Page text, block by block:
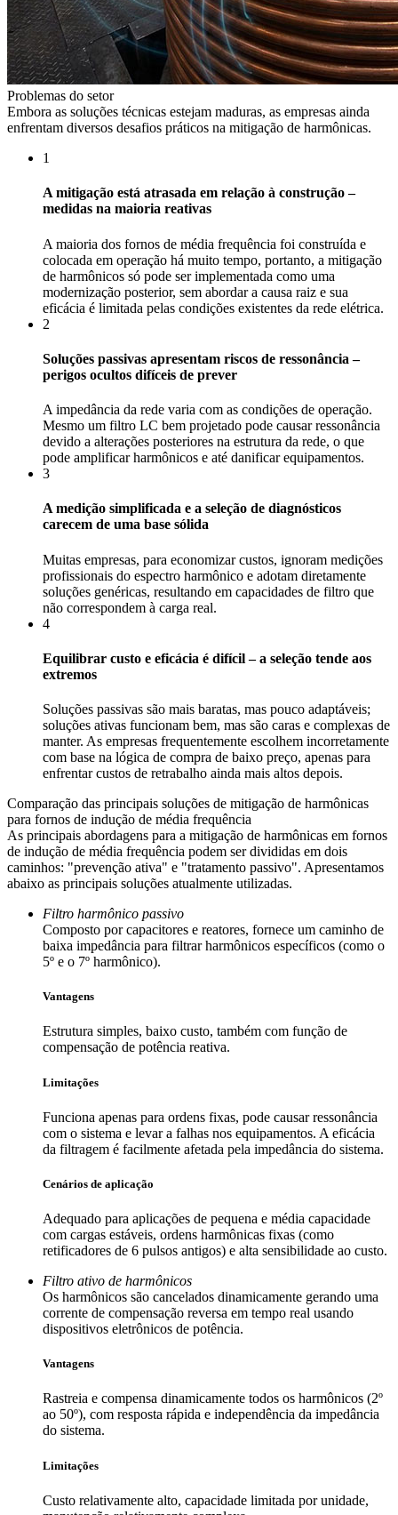
Problemas do setor
Embora as soluções técnicas estejam maduras, as empresas ainda
enfrentam diversos desafios práticos na mitigação de harmônicas.
1
A mitigação está atrasada em relação à construção –
medidas na maioria reativas
A maioria dos fornos de média frequência foi construída e
colocada em operação há muito tempo, portanto, a mitigação
de harmônicos só pode ser implementada como uma
modernização posterior, sem abordar a causa raiz e sua
eficácia é limitada pelas condições existentes da rede elétrica.
2
Soluções passivas apresentam riscos de ressonância –
perigos ocultos difíceis de prever
A impedância da rede varia com as condições de operação.
Mesmo um filtro LC bem projetado pode causar ressonância
devido a alterações posteriores na estrutura da rede, o que
pode amplificar harmônicos e até danificar equipamentos.
3
A medição simplificada e a seleção de diagnósticos
carecem de uma base sólida
Muitas empresas, para economizar custos, ignoram medições
profissionais do espectro harmônico e adotam diretamente
soluções genéricas, resultando em capacidades de filtro que
não correspondem à carga real.
4
Equilibrar custo e eficácia é difícil – a seleção tende aos
extremos
Soluções passivas são mais baratas, mas pouco adaptáveis;
soluções ativas funcionam bem, mas são caras e complexas de
manter. As empresas frequentemente escolhem incorretamente
com base na lógica de compra de baixo preço, apenas para
enfrentar custos de retrabalho ainda mais altos depois.
Comparação das principais soluções de mitigação de harmônicas
para fornos de indução de média frequência
As principais abordagens para a mitigação de harmônicas em fornos
de indução de média frequência podem ser divididas em dois
caminhos: "prevenção ativa" e "tratamento passivo". Apresentamos
abaixo as principais soluções atualmente utilizadas.
Filtro harmônico passivo
Composto por capacitores e reatores, fornece um caminho de
baixa impedância para filtrar harmônicos específicos (como o
5º e o 7º harmônico).
Vantagens
Estrutura simples, baixo custo, também com função de
compensação de potência reativa.
Limitações
Funciona apenas para ordens fixas, pode causar ressonância
com o sistema e levar a falhas nos equipamentos. A eficácia
da filtragem é facilmente afetada pela impedância do sistema.
Cenários de aplicação
Adequado para aplicações de pequena e média capacidade
com cargas estáveis, ordens harmônicas fixas (como
retificadores de 6 pulsos antigos) e alta sensibilidade ao custo.
Filtro ativo de harmônicos
Os harmônicos são cancelados dinamicamente gerando uma
corrente de compensação reversa em tempo real usando
dispositivos eletrônicos de potência.
Vantagens
Rastreia e compensa dinamicamente todos os harmônicos (2º
ao 50º), com resposta rápida e independência da impedância
do sistema.
Limitações
Custo relativamente alto, capacidade limitada por unidade,